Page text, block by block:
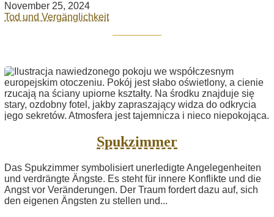
November 25, 2024
Tod und Vergänglichkeit
Spukzimmer
Das Spukzimmer symbolisiert unerledigte Angelegenheiten
und verdrängte Ängste. Es steht für innere Konflikte und die
Angst vor Veränderungen. Der Traum fordert dazu auf, sich
den eigenen Ängsten zu stellen und...